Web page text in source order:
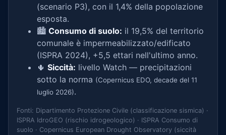
(scenario P3), con il 1,4% della popolazione
esposta.
🏙️ Consumo di suolo: il 19,5% del territorio
comunale è impermeabilizzato/edificato
(ISPRA 2024), +5,5 ettari nell'ultimo anno.
🌵 Siccità: livello Watch — precipitazioni
sotto la norma (Copernicus EDO, decade del 11
luglio 2026).
Fonti: Dipartimento Protezione Civile (classificazione sismica) ·
ISPRA IdroGEO (rischio idrogeologico) · ISPRA Consumo di
suolo · Copernicus European Drought Observatory (siccità